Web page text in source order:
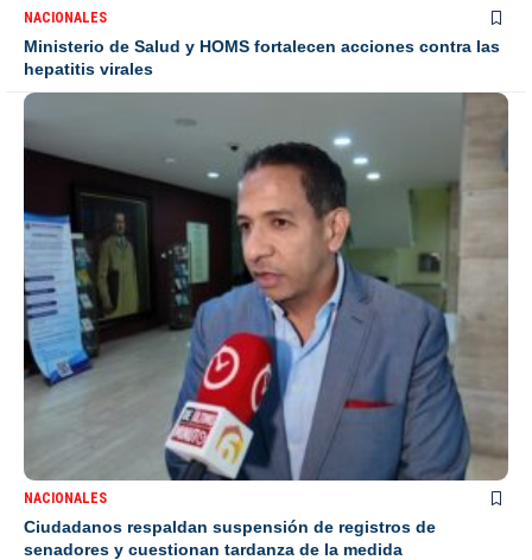
NACIONALES
Ministerio de Salud y HOMS fortalecen acciones contra las
hepatitis virales
NACIONALES
Ciudadanos respaldan suspensión de registros de
senadores y cuestionan tardanza de la medida